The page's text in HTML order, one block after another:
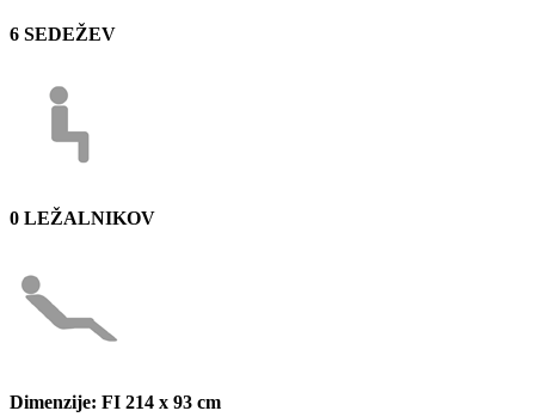
6 SEDEŽEV
0 LEŽALNIKOV
Dimenzije: FI 214 x 93 cm